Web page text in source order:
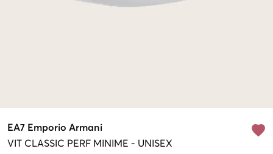
EA7 Emporio Armani
VIT CLASSIC PERF MINIME - UNISEX